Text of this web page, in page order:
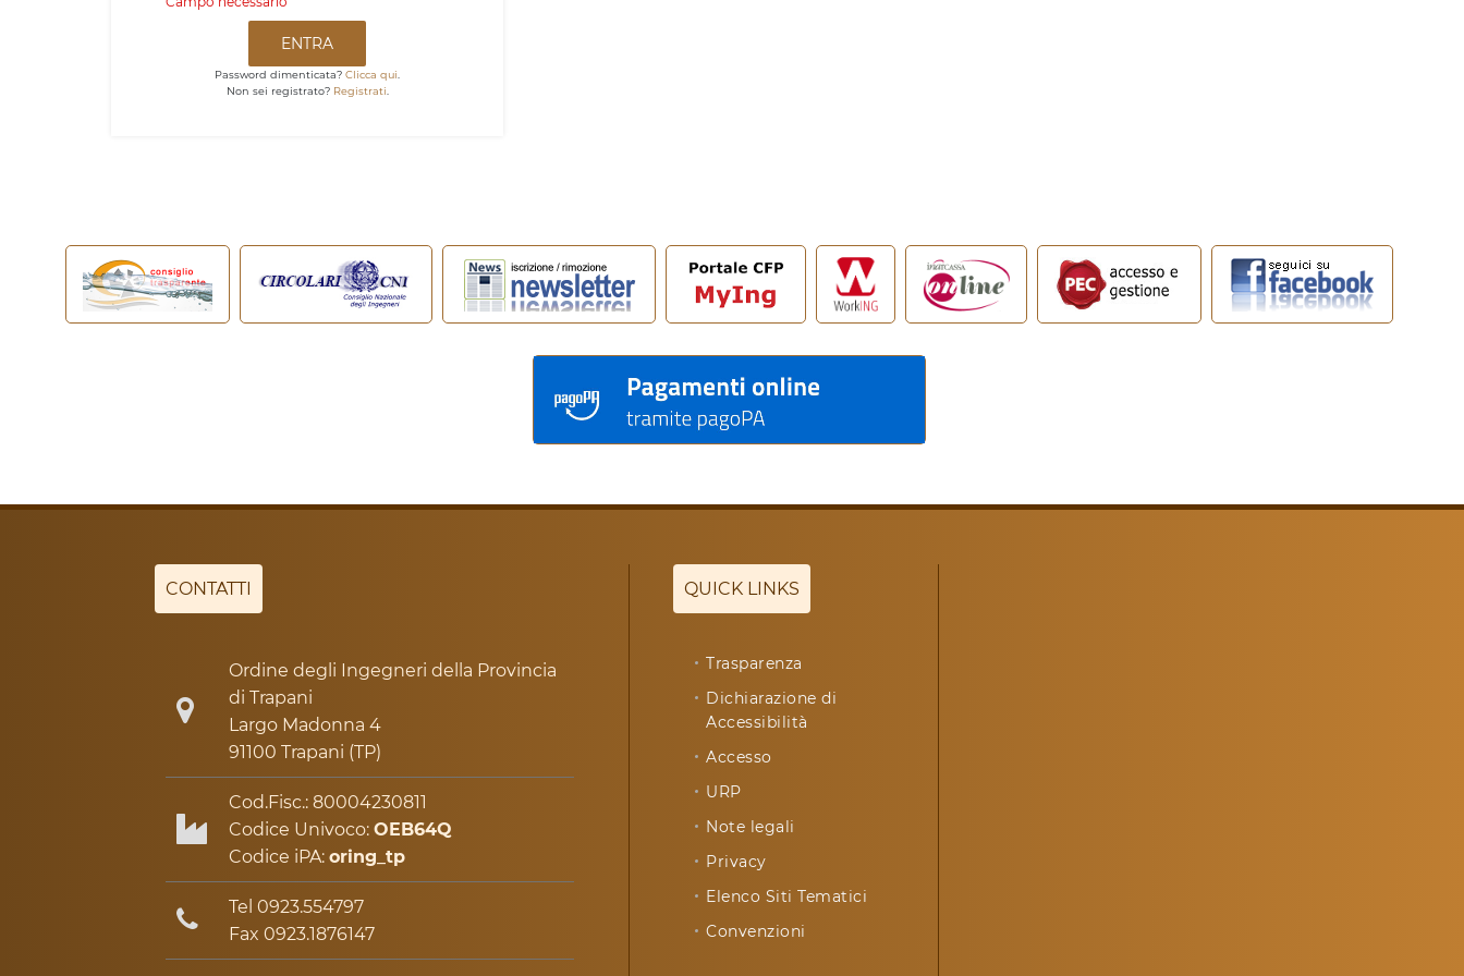
ENTRA
Password dimenticata? Clicca qui
Non sei registrato? Registrati
CONTATTI
Ordine degli Ingegneri della Provincia
di Trapani
Largo Madonna 4
91100 Trapani (TP)
Cod.Fisc.: 80004230811
Codice Univoco: OEB64Q
Codice iPA: oring_tp
Tel 0923.554797
Fax 0923.1876147
QUICK LINKS
Trasparenza
Dichiarazione di
Accessibilità
Accesso
URP
Note legali
Privacy
Elenco Siti Tematici
Convenzioni